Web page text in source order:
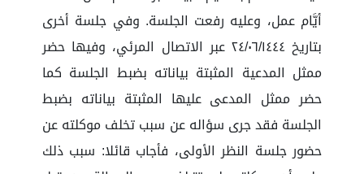
أيَّام عمل، وعليه رفعت الجلسة. وفي جلسة أخرى
بتاريخ ٢٤/٠٦/١٤٤٤ عبر الاتصال المرئي، وفيها حضر
ممثل المدعية المثبتة بياناته بضبط الجلسة كما
حضر ممثل المدعى عليها المثبتة بياناته بضبط
الجلسة فقد جرى سؤاله عن سبب تخلف موكلته عن
حضور جلسة النظر الأولى، فأجاب قائلا: سبب ذلك